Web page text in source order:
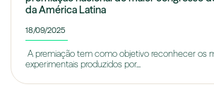
da América Latina
18/09/2025
A premiação tem como objetivo reconhecer os
experimentais produzidos por...